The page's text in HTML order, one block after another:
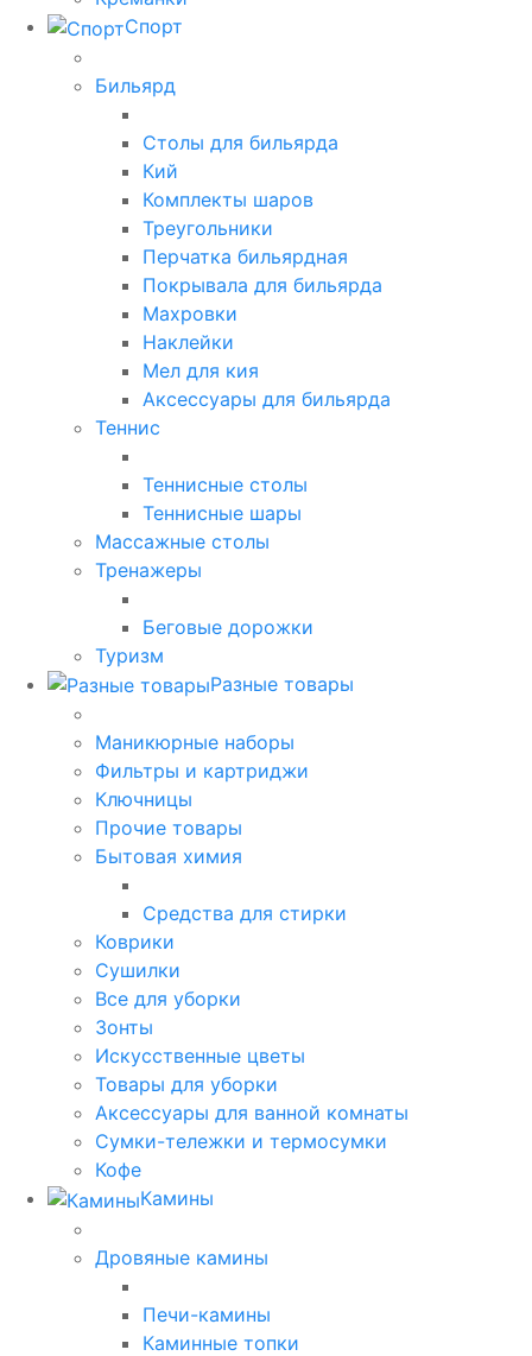
Спорт
Бильярд
Столы для бильярда
Кий
Комплекты шаров
Треугольники
Перчатка бильярдная
Покрывала для бильярда
Махровки
Наклейки
Мел для кия
Аксессуары для бильярда
Теннис
Теннисные столы
Теннисные шары
Массажные столы
Тренажеры
Беговые дорожки
Туризм
Разные товары
Маникюрные наборы
Фильтры и картриджи
Ключницы
Прочие товары
Бытовая химия
Средства для стирки
Коврики
Сушилки
Все для уборки
Зонты
Искусственные цветы
Товары для уборки
Аксессуары для ванной комнаты
Сумки-тележки и термосумки
Кофе
Камины
Дровяные камины
Печи-камины
Каминные топки